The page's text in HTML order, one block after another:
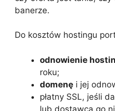
banerze.
Do kosztów hostingu
odnowienie
roku;
domenę i jej
płatny SSL, jeśli
lub dostawca go